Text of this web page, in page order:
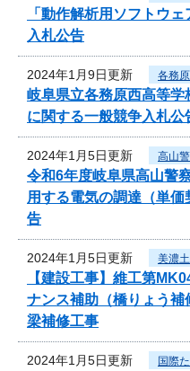
「動作解析用ソフトウ
入札公告
2024年1月9日更新 各務
岐阜県立各務原西高等
に関する一般競争入札
2024年1月5日更新 高山
令和6年度岐阜県高山警
用する電気の調達（単
告
2024年1月5日更新 美濃
【建設工事】維工第
ナンス補助（橋りょう
梁補修工事
2024年1月5日更新 国際